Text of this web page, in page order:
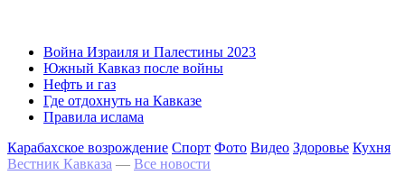
Война Израиля и Палестины 2023
Южный Кавказ после войны
Нефть и газ
Где отдохнуть на Кавказе
Правила ислама
Карабахское возрождение Спорт Фото Видео Здоровье Кухня
Вестник Кавказа — Все новости